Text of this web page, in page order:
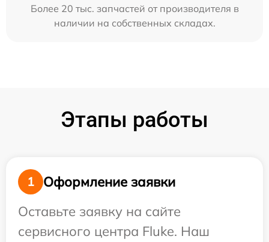
Более 20 тыс. запчастей от производителя в
наличии на собственных складах.
Этапы работы
1
Оформление заявки
Оставьте заявку на сайте
сервисного центра Fluke. Наш